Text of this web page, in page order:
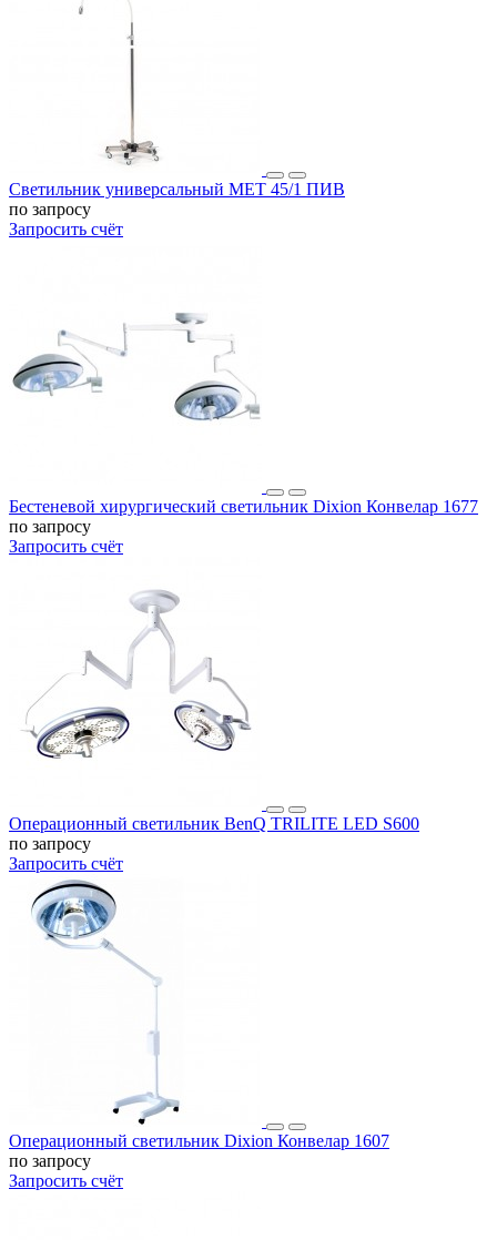
Светильник универсальный МЕТ 45/1 ПИВ
по запросу
Запросить счёт
Бестеневой хирургический светильник Dixion Конвелар 1677
по запросу
Запросить счёт
Операционный светильник BenQ TRILITE LED S600
по запросу
Запросить счёт
Операционный светильник Dixion Конвелар 1607
по запросу
Запросить счёт